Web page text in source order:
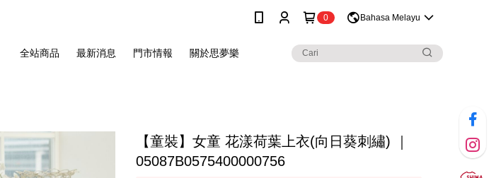
0 Bahasa Melayu
全站商品 最新消息 門市情報 關於思夢樂
【童裝】女童 花漾荷葉上衣(向日葵刺繡) ｜
05087B0575400000756